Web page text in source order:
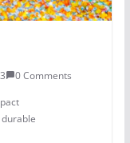
0 Comments